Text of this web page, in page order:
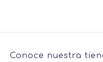
Conoce nuestra